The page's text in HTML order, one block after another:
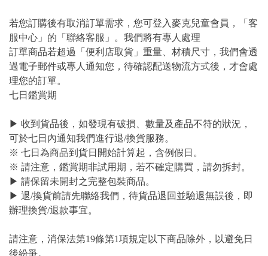
若您訂購後有取消訂單需求，您可登入麥克兒童會員，「客
服中心」的「聯絡客服」。我們將有專人處理
訂單商品若超過「便利店取貨」重量、材積尺寸，我們會透
過電子郵件或專人通知您，待確認配送物流方式後，才會處
理您的訂單。
七日鑑賞期
▶ 收到貨品後，如發現有破損、數量及產品不符的狀況，
可於七日內通知我們進行退/換貨服務。
※ 七日為商品到貨日開始計算起，含例假日。
※ 請注意，鑑賞期非試用期，若不確定購買，請勿拆封。
▶ 請保留未開封之完整包裝商品。
▶ 退/換貨前請先聯絡我們，待貨品退回並驗退無誤後，即
辦理換貨/退款事宜。
請注意，消保法第19條第1項規定以下商品除外，以避免日
後紛爭。